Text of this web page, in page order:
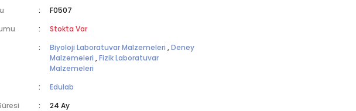
F0507
Stokta Var
Biyoloji Laboratuvar Malzemeleri ,Deney
Malzemeleri ,Fizik Laboratuvar
Malzemeleri
Edulab
24 Ay